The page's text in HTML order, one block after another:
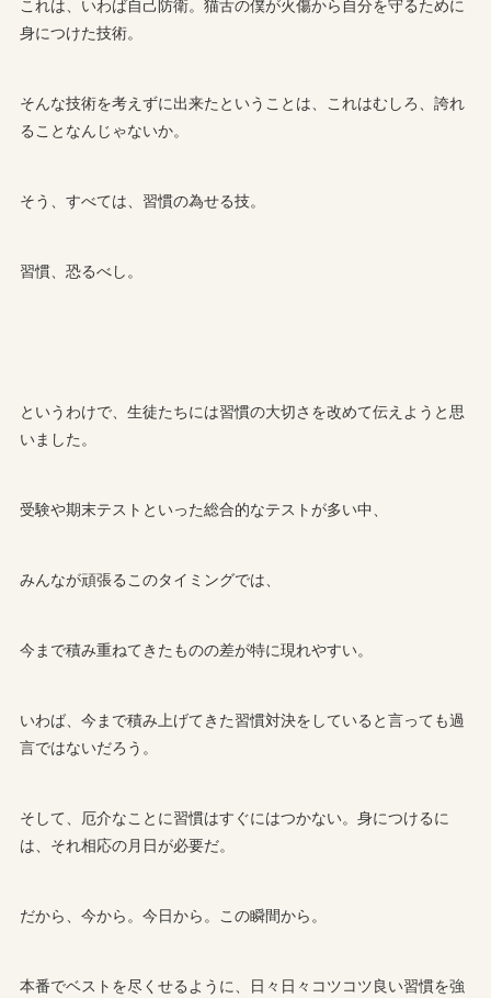
これは、いわば自己防衛。猫舌の僕が火傷から自分を守るために
身につけた技術。
そんな技術を考えずに出来たということは、これはむしろ、誇れ
ることなんじゃないか。
そう、すべては、習慣の為せる技。
習慣、恐るべし。
というわけで、生徒たちには習慣の大切さを改めて伝えようと思
いました。
受験や期末テストといった総合的なテストが多い中、
みんなが頑張るこのタイミングでは、
今まで積み重ねてきたものの差が特に現れやすい。
いわば、今まで積み上げてきた習慣対決をしていると言っても過
言ではないだろう。
そして、厄介なことに習慣はすぐにはつかない。身につけるに
は、それ相応の月日が必要だ。
だから、今から。今日から。この瞬間から。
本番でベストを尽くせるように、日々日々コツコツ良い習慣を強